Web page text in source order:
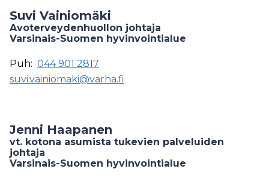
Suvi Vainiomäki
Avoterveydenhuollon johtaja
Varsinais-Suomen hyvinvointialue
Puh: 044 901 2817
suvi.vainiomaki@varha.fi
Jenni Haapanen
vt. kotona asumista tukevien palveluiden
johtaja
Varsinais-Suomen hyvinvointialue